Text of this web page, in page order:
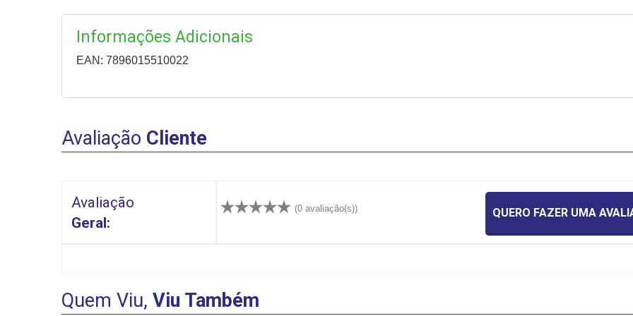
Informações Adicionais
EAN: 7896015510022
Avaliação Cliente
Avaliação
Geral:
(0 avaliação(s)) QUERO FAZER UMA
Quem Viu, Viu Também